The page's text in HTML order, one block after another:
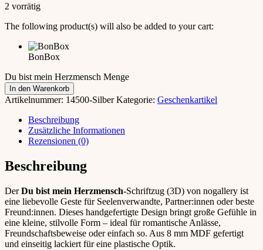
2 vorrätig
The following product(s) will also be added to your cart:
BonBox
Du bist mein Herzmensch Menge
In den Warenkorb
Artikelnummer: 14500-Silber Kategorie: Geschenkartikel
Beschreibung
Zusätzliche Informationen
Rezensionen (0)
Beschreibung
DerDu bist mein Herzmensch-Schriftzug (3D) von nogallery ist
eine liebevolle Geste für Seelenverwandte, Partner:innen oder beste
Freund:innen. Dieses handgefertigte Design bringt große Gefühle in
eine kleine, stilvolle Form – ideal für romantische Anlässe,
Freundschaftsbeweise oder einfach so. Aus 8 mm MDF gefertigt
und einseitig lackiert für eine plastische Optik.